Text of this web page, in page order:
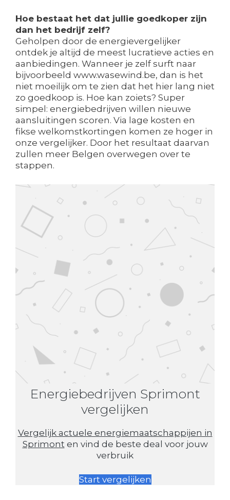
Hoe bestaat het dat jullie goedkoper zijn
dan het bedrijf zelf?
Geholpen door de energievergelijker
ontdek je altijd de meest lucratieve acties en
aanbiedingen. Wanneer je zelf surft naar
bijvoorbeeld www.wasewind.be, dan is het
niet moeilijk om te zien dat het hier lang niet
zo goedkoop is. Hoe kan zoiets? Super
simpel: energiebedrijven willen nieuwe
aansluitingen scoren. Via lage kosten en
fikse welkomstkortingen komen ze hoger in
onze vergelijker. Door het resultaat daarvan
zullen meer Belgen overwegen over te
stappen.
Energiebedrijven Sprimont
vergelijken
Vergelijk actuele energiemaatschappijen in
Sprimont en vind de beste deal voor jouw
verbruik
Start vergelijken